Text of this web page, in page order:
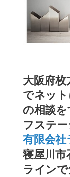
大阪府枚
でネッ
の相談
フステー
有限会
寝屋川市
ライン